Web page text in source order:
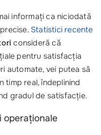
informați ca niciodată
Statistici recente
consideră că
pentru satisfacția
automate, vei putea să
timp real, îndeplinind
gradul de satisfacție.
operaționale